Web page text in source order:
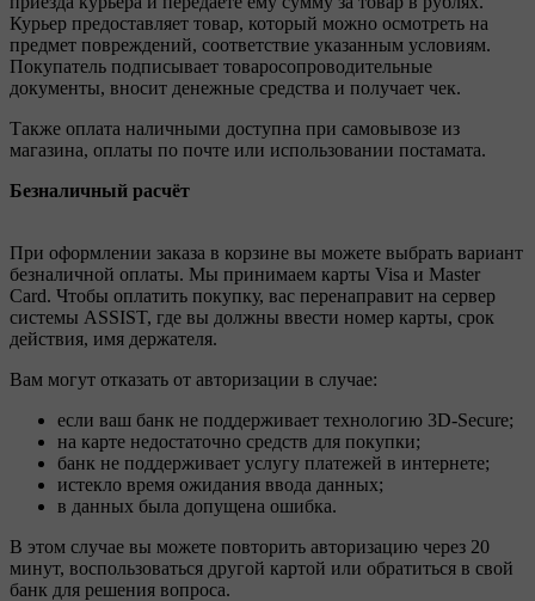
Курьер предоставляет товар, который можно осмотреть на
предмет повреждений, соответствие указанным условиям.
Покупатель подписывает товаросопроводительные
документы, вносит денежные средства и получает чек.
Также оплата наличными доступна при самовывозе из
магазина, оплаты по почте или использовании постамата.
Безналичный расчёт
При оформлении заказа в корзине вы можете выбрать вариант
безналичной оплаты. Мы принимаем карты Visa и Master
Card. Чтобы оплатить покупку, вас перенаправит на сервер
системы ASSIST, где вы должны ввести номер карты, срок
действия, имя держателя.
Вам могут отказать от авторизации в случае:
если ваш банк не поддерживает технологию 3D-Secure;
на карте недостаточно средств для покупки;
банк не поддерживает услугу платежей в интернете;
истекло время ожидания ввода данных;
в данных была допущена ошибка.
В этом случае вы можете повторить авторизацию через 20
минут, воспользоваться другой картой или обратиться в свой
банк для решения вопроса.